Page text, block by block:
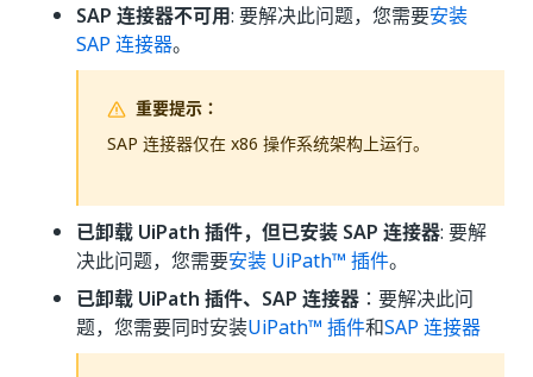
SAP 连接器不可用: 要解决此问题，您需要安装
SAP 连接器。
重要提示：
SAP 连接器仅在 x86 操作系统架构上运行。
已卸载 UiPath 插件，但已安装 SAP 连接器: 要解
决此问题，您需要安装 UiPath™ 插件。
已卸载 UiPath 插件、SAP 连接器 ：要解决此问
题，您需要同时安装UiPath™ 插件和SAP 连接器